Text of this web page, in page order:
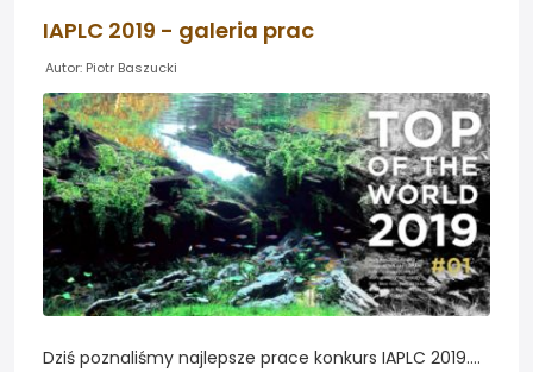
IAPLC 2019 - galeria prac
Autor: Piotr Baszucki
Dziś poznaliśmy najlepsze prace konkurs IAPLC 2019.